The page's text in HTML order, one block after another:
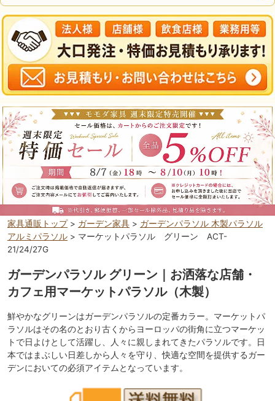
家具通販トップ> ガーデン家具 > ガーデンパラソル 木製パラソル
アルミパラソル > マーケットパラソル グリーン ACT-
21/24/27G
ガーデンパラソル グリーン｜お洒落な店舗・
カフェ用マーケットパラソル（木製）
鮮やかなグリーンはガーデンパラソルの定番カラー。マーケットパ
ラソルはその名のとおり古くからヨーロッパの街角に立つマーケッ
トで日よけとして活躍し、人々に親しまれてきたパラソルです。日
本ではまぶしい日差しから人々を守り、快適な空間を提供するガー
デンにおいての必須アイテムとなっています。